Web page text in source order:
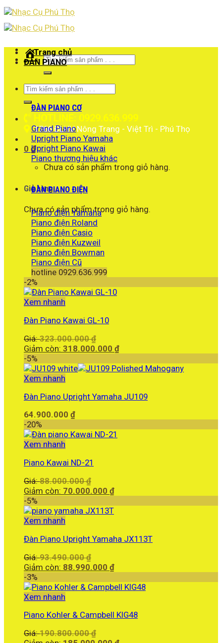
Skip
content
Tìm
kiếm:
Tìm
kiếm:
HOTLINE: 0929.636.999
1766 ĐLHV Nông Trang - Việt Trì - Phú Thọ
0 ₫
Chưa có sản phẩm trong giỏ hàng.
Giỏ hàng
Chưa có sản phẩm trong giỏ hàng.
Trang chủ
ĐÀN PIANO
ĐÀN PIANO CƠ
Grand Piano
Upright Piano Yamaha
Upright Piano Kawai
Piano thương hiệu khác
ĐÀN PIANO ĐIỆN
Piano điện Yamaha
Piano điện Roland
Piano điện Casio
Piano điện Kuzweil
Piano điện Bowman
Piano điện Cũ
hotline 0929.636.999
-2%
Xem nhanh
Đàn Piano Kawai GL-10
Giá:323.000.000₫
gốc
323.000.000 ₫.
Giảm còn: 318.000.000 ₫Giá
tại
-5%
Xem nhanh
Đàn Piano Upright Yamaha JU109
64.900.000 ₫
-20%
Xem nhanh
Piano Kawai ND-21
Giá:88.000.000₫
gốc
88.000.000 ₫.
Giảm còn: 70.000.000 ₫Giá
-5%
Xem nhanh
Đàn Piano Upright Yamaha JX113T
Giá:93.490.000₫
gốc
93.490.000 ₫.
Giảm còn: 88.990.000 ₫Giá
tại
-3%
Xem nhanh
Piano Kohler & Campbell KIG48
Giá:190.800.000₫